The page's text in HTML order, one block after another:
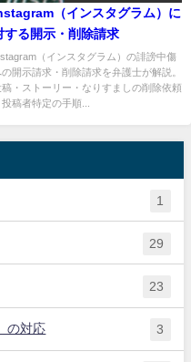
（インスタグラム）に
する開示・削除請求
（インスタグラム）の誹謗中傷
の開示請求・削除請求を弁護士が解説。
稿・ストーリー・なりすましの削除依頼
投稿者特定の手順...
1
29
23
の対応 3